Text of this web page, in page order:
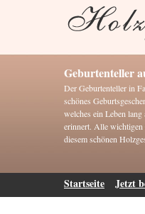
Geburtenteller
Der Geburtenteller in
schönes
welches ein Leben
erinnert. Alle wichtigen
diesem schönen
Startseite Jetzt